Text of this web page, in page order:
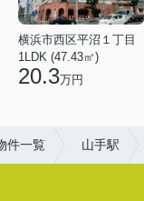
横浜市西区平沼１丁目
1LDK (47.43㎡)
20.3万円
件一覧 山手駅